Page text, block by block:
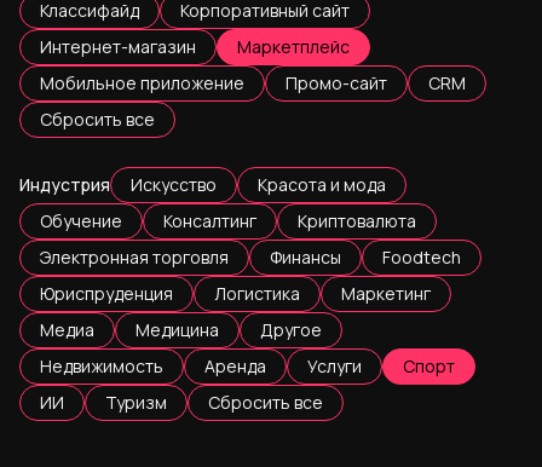
Классифайд
Корпоративный сайт
Интернет-магазин
Маркетплейс
Мобильное приложение
Промо-сайт
CRM
Сбросить все
Индустрия Искусство
Красота и мода
Обучение
Консалтинг
Криптовалюта
Электронная торговля
Финансы
Foodtech
Юриспруденция
Логистика
Маркетинг
Медиа
Медицина
Другое
Недвижимость
Аренда Услуги
Спорт
ИИ
Туризм Сбросить все